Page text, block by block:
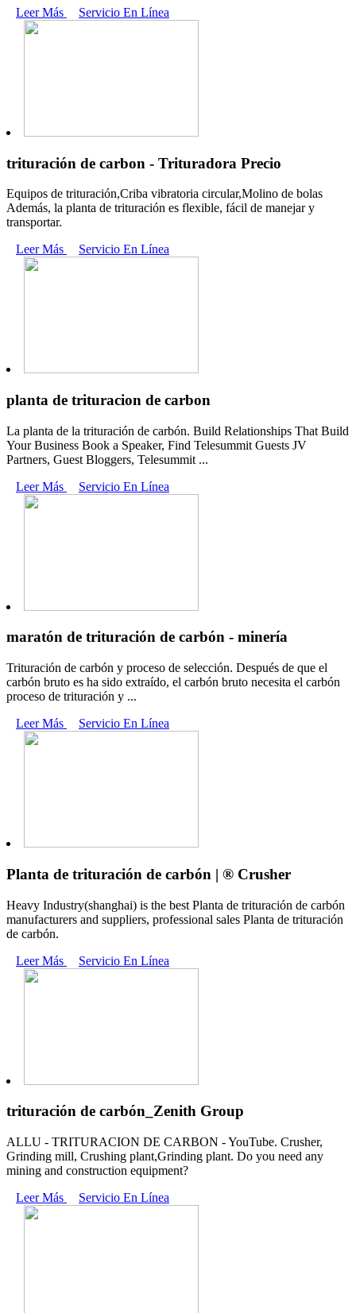
Leer Más
Servicio En Línea
trituración de carbon - Trituradora Precio
Equipos de trituración,Criba vibratoria circular,Molino de bolas
Además, la planta de trituración es flexible, fácil de manejar y
transportar.
Leer Más
Servicio En Línea
planta de trituracion de carbon
La planta de la trituración de carbón. Build Relationships That Build
Your Business Book a Speaker, Find Telesummit Guests JV
Partners, Guest Bloggers, Telesummit ...
Leer Más
Servicio En Línea
maratón de trituración de carbón - minería
Trituración de carbón y proceso de selección. Después de que el
carbón bruto es ha sido extraído, el carbón bruto necesita el carbón
proceso de trituración y ...
Leer Más
Servicio En Línea
Planta de trituración de carbón | ® Crusher
Heavy Industry(shanghai) is the best Planta de trituración de carbón
manufacturers and suppliers, professional sales Planta de trituración
de carbón.
Leer Más
Servicio En Línea
trituración de carbón_Zenith Group
ALLU - TRITURACION DE CARBON - YouTube. Crusher,
Grinding mill, Crushing plant,Grinding plant. Do you need any
mining and construction equipment?
Leer Más
Servicio En Línea